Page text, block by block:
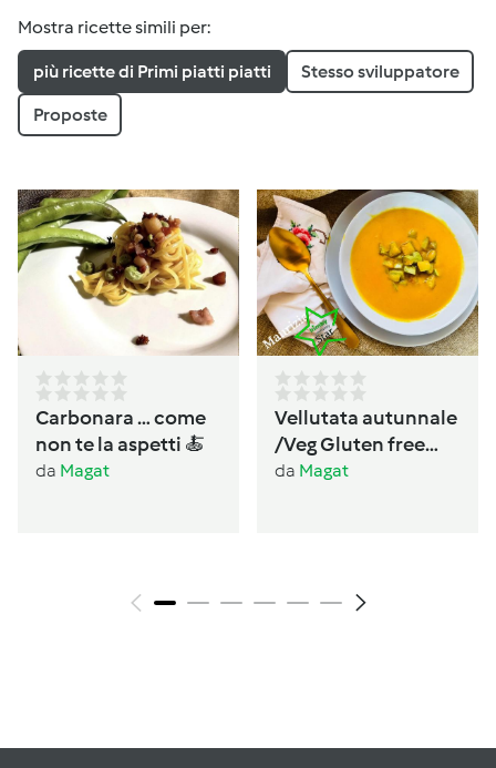
Mostra ricette simili per:
più ricette di Primi piatti piatti Stesso sviluppatore
Proposte
Carbonara … come
non te la aspetti 🍝
da Magat
Vellutata autunnale
/Veg Gluten free
Lactos free
da Magat